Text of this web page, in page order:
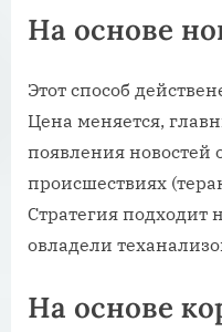
На основе
Этот способ
Цена меняется,
появления
происшествиях
Стратегия подходит
овладели
На основе